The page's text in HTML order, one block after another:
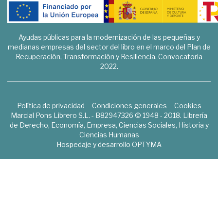
Ayudas públicas para la modernización de las pequeñas y
medianas empresas del sector del libro en el marco del Plan de
Recuperación, Transformación y Resiliencia. Convocatoria
2022.
Política de privacidad Condiciones generales
Cookies
Marcial Pons Librero S.L. - B82947326 © 1948 - 2018. Librería
de Derecho, Economía, Empresa, Ciencias Sociales, Historia y
Ciencias Humanas
Hospedaje y desarrollo OPTYMA